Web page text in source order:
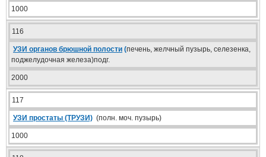
1000
116
УЗИ органов брюшной полости (печень, желчный пузырь, селезенка,
поджелудочная железа)подг.
2000
117
УЗИ простаты (ТРУЗИ) (полн. моч. пузырь)
1000